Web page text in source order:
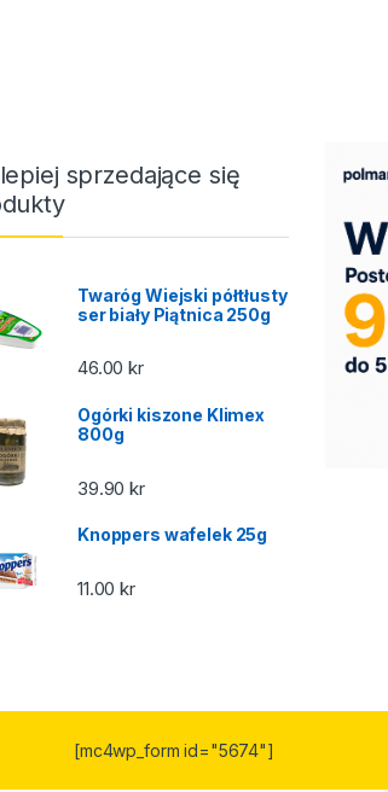
sprzedające się
Twaróg Wiejski półtłusty
ser biały Piątnica 250g
46.00kr
Ogórki kiszone Klimex
800g
39.90kr
Knoppers wafelek 25g
11.00kr
[mc4wp_form id="5674"]